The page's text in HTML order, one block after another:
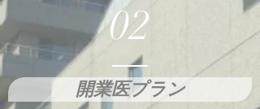
02
開業医プラン